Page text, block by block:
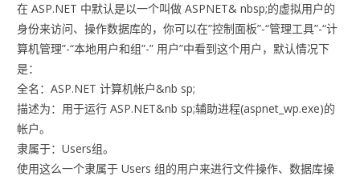
在 ASP.NET 中默认是以一个叫做 ASPNET& nbsp;的虚拟用户的
身份来访问、操作数据库的，你可以在”控制面板”-“管理工具”-“计
算机管理”-“本地用户和组”-” 用户”中看到这个用户，默认情况下
是：
全名：ASP.NET 计算机帐户&nb sp;
描述为：用于运行 ASP.NET&nb sp;辅助进程(aspnet_wp.exe)的
帐户。
隶属于：Users组。
使用这么一个隶属于 Users 组的用户来进行文件操作、数据库操